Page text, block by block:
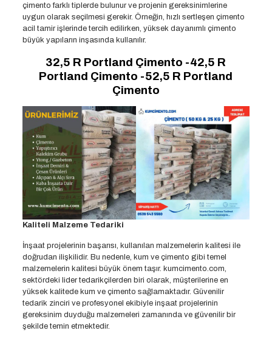
çimento farklı tiplerde bulunur ve projenin gereksinimlerine
uygun olarak seçilmesi gerekir. Örneğin, hızlı sertleşen çimento
acil tamir işlerinde tercih edilirken, yüksek dayanımlı çimento
büyük yapıların inşasında kullanılır.
32,5 R Portland Çimento -42,5 R
Portland Çimento -52,5 R Portland
Çimento
Kaliteli Malzeme Tedariki
İnşaat projelerinin başarısı, kullanılan malzemelerin kalitesi ile
doğrudan ilişkilidir. Bu nedenle, kum ve çimento gibi temel
malzemelerin kalitesi büyük önem taşır. kumcimento.com,
sektördeki lider tedarikçilerden biri olarak, müşterilerine en
yüksek kalitede kum ve çimento sağlamaktadır. Güvenilir
tedarik zinciri ve profesyonel ekibiyle inşaat projelerinin
gereksinim duyduğu malzemeleri zamanında ve güvenilir bir
şekilde temin etmektedir.